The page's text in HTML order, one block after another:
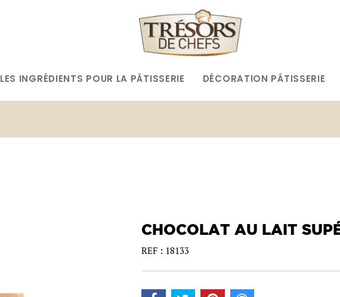
LES INGRÉDIENTS POUR LA PÂTISSERIE DÉCORATION PÂTISSERIE
CHOCOLAT AU LAIT
REF : 18133